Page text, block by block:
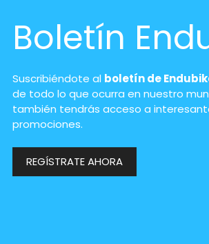
Boletín
Suscribiéndote al boletín de
de todo lo que ocurra en nuestro
también tendrás acceso a
promociones.
REGÍSTRATE AHORA